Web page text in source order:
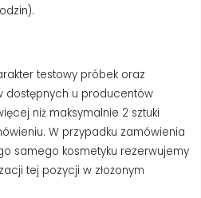
testowy próbek oraz
dostępnych u producentów
niż maksymalnie 2 sztuki
W przypadku zamówienia
samego kosmetyku rezerwujemy
tej pozycji w złożonym